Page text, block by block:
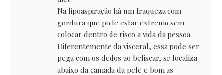
Na lipoaspiração há um fraqueza com
gordura que pode estar extremo sem
colocar dentro de risco a vida da pessoa.
Diferentemente da visceral, essa pode ser
pega com os dedos ao beliscar, se localiza
abaixo da camada da pele e bom as